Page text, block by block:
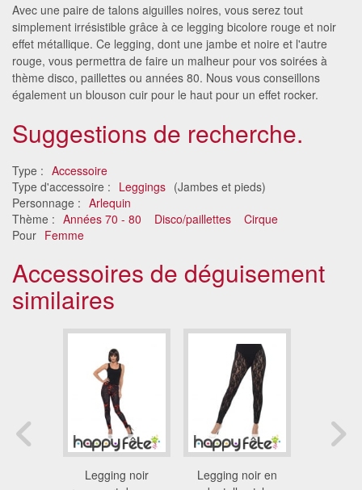
Avec une paire de talons aiguilles noires, vous serez tout
simplement irrésistible grâce à ce legging bicolore rouge et noir
effet métallique. Ce legging, dont une jambe et noire et l'autre
rouge, vous permettra de faire un malheur pour vos soirées à
thème disco, paillettes ou années 80. Nous vous conseillons
également un blouson cuir pour le haut pour un effet rocker.
Suggestions de recherche.
Type : Accessoire
Type d'accessoire : Leggings (Jambes et pieds)
Personnage : Arlequin
Thème : Années 70 - 80 Disco/paillettes
Cirque
Pour Femme
Accessoires de déguisement
similaires
Legging noir
Legging noir en